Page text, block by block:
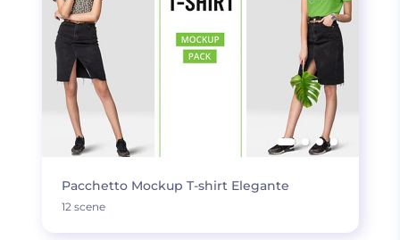
Pacchetto Mockup T-shirt Elegante
12 scene